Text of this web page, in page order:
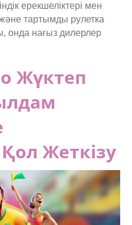
ерекшеліктері мен
тартымды рулетка
онда нағыз дилерлер
Жүктеп
Жеткізу